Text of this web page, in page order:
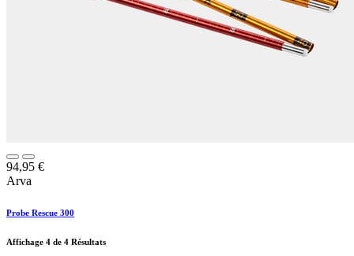
94,95 €
Arva
Probe Rescue 300
Affichage 4 de 4 Résultats